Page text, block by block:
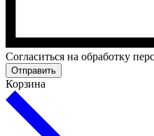
Cогласиться на обработку
Отправить
Корзина